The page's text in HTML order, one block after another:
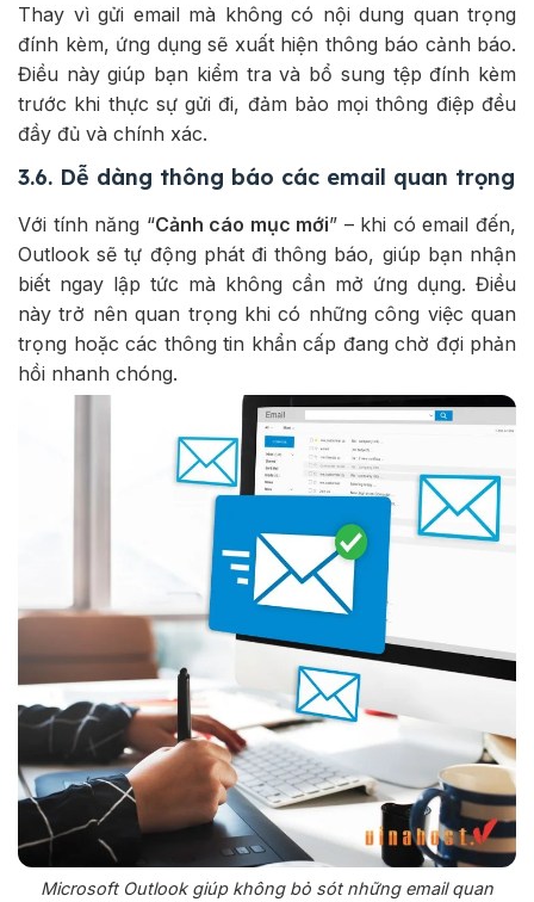
Thay vì gửi email mà không có nội dung quan trọng
đính kèm, ứng dụng sẽ xuất hiện thông báo cảnh báo.
Điều này giúp bạn kiểm tra và bổ sung tệp đính kèm
trước khi thực sự gửi đi, đảm bảo mọi thông điệp đều
đầy đủ và chính xác.
3.6. Dễ dàng thông báo các email quan trọng
Với tính năng “Cảnh cáo mục mới” – khi có email đến,
Outlook sẽ tự động phát đi thông báo, giúp bạn nhận
biết ngay lập tức mà không cần mở ứng dụng. Điều
này trở nên quan trọng khi có những công việc quan
trọng hoặc các thông tin khẩn cấp đang chờ đợi phản
hồi nhanh chóng.
Microsoft Outlook giúp không bỏ sót những email quan